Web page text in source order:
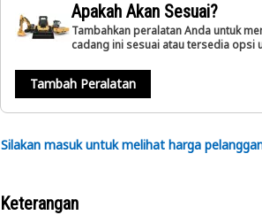
Apakah Akan Sesuai?
Tambahkan peralatan Anda untuk
cadang ini sesuai atau tersedia opsi
Tambah Peralatan
Silakan masuk untuk melihat harga
Keterangan